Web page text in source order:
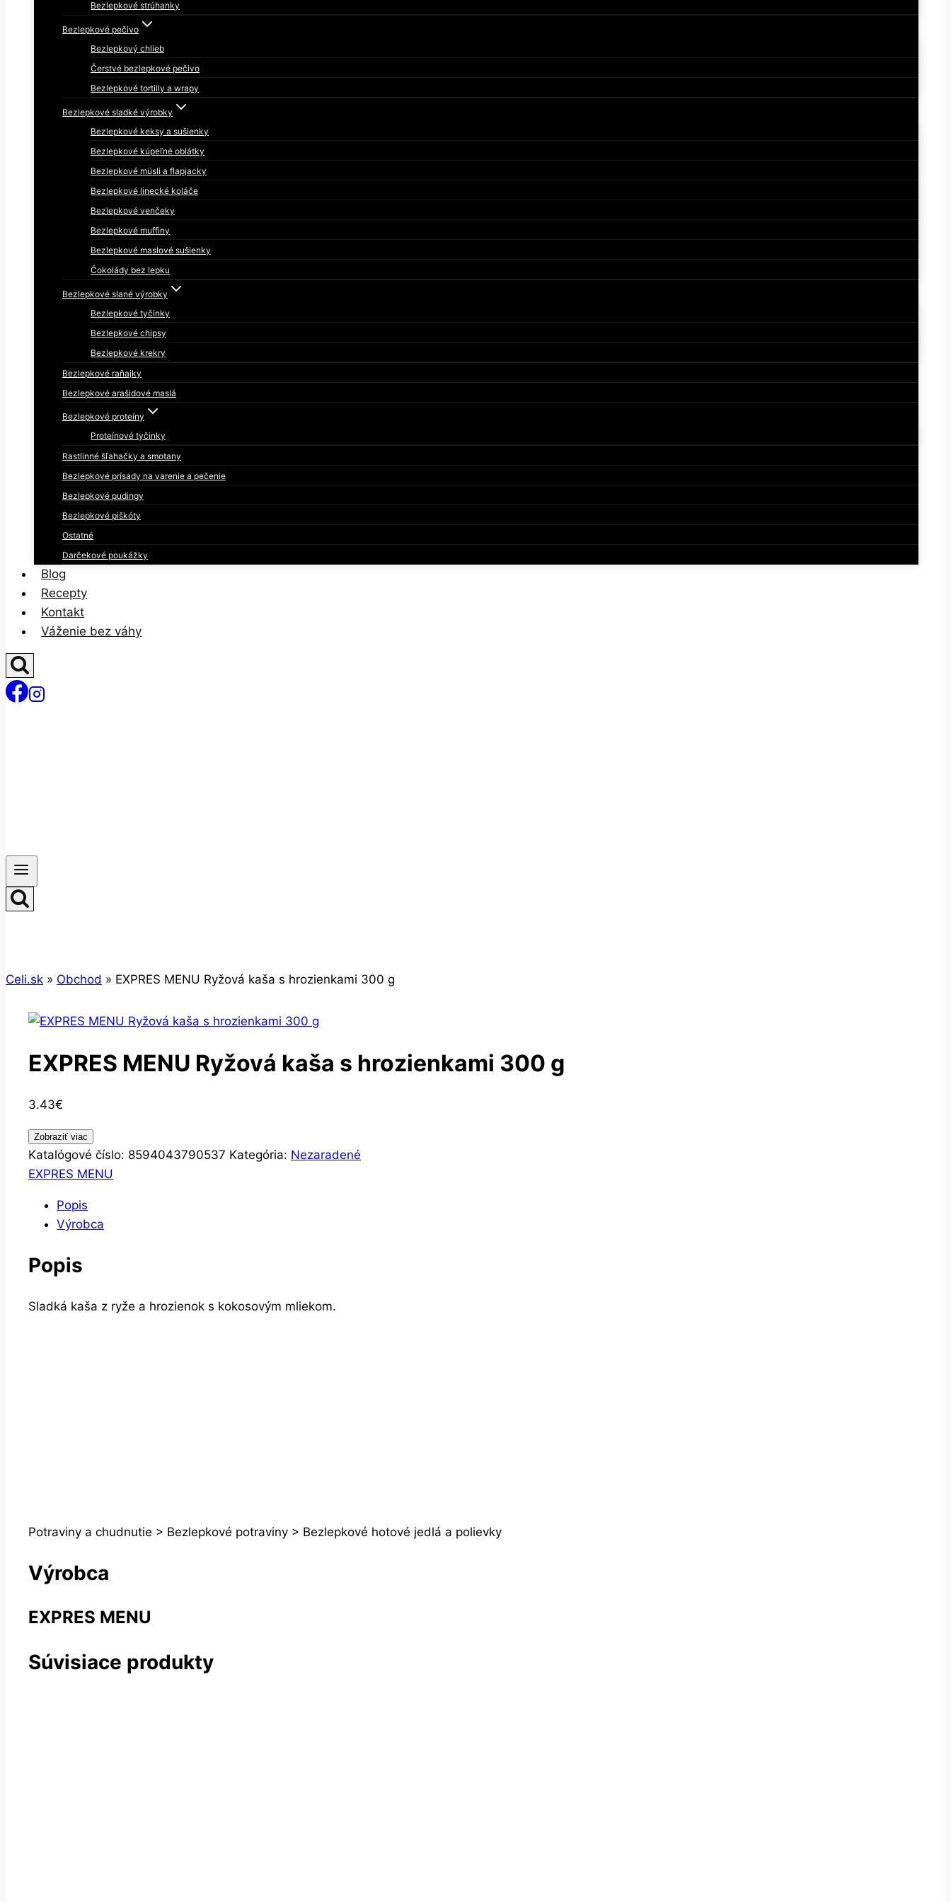
Bezlepkové strúhanky
Bezlepkové pečivo
Bezlepkový chlieb
Čerstvé bezlepkové pečivo
Bezlepkové tortilly a wrapy
Bezlepkové sladké výrobky
Bezlepkové keksy a sušienky
Bezlepkové kúpeľné oblátky
Bezlepkové müsli a flapjacky
Bezlepkové linecké koláče
Bezlepkové venčeky
Bezlepkové muffiny
Bezlepkové maslové sušienky
Čokolády bez lepku
Bezlepkové slané výrobky
Bezlepkové tyčinky
Bezlepkové chipsy
Bezlepkové krekry
Bezlepkové raňajky
Bezlepkové arašidové maslá
Bezlepkové proteíny
Proteínové tyčinky
Rastlinné šľahačky a smotany
Bezlepkové prísady na varenie a pečenie
Bezlepkové pudingy
Bezlepkové piškóty
Ostatné
Darčekové poukážky
Blog
Recepty
Kontakt
Váženie bez váhy
Celi.sk » Obchod » EXPRES MENU Ryžová kaša s hrozienkami 300 g
EXPRES MENU Ryžová kaša s hrozienkami 300 g
3.43€
Zobraziť viac
Katalógové číslo: 8594043790537 Kategória: Nezaradené
EXPRES MENU
Popis
Výrobca
Popis
Sladká kaša z ryže a hrozienok s kokosovým mliekom.
Potraviny a chudnutie > Bezlepkové potraviny > Bezlepkové hotové jedlá a polievky
Výrobca
EXPRES MENU
Súvisiace produkty